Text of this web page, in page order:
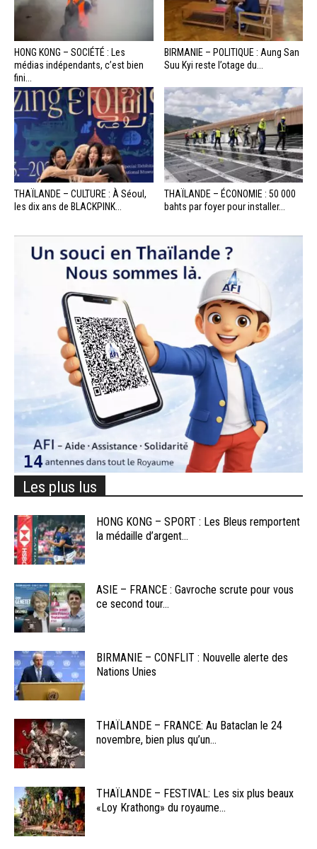
HONG KONG – SOCIÉTÉ : Les
médias indépendants, c’est bien
fini...
BIRMANIE – POLITIQUE : Aung San
Suu Kyi reste l’otage du...
THAÏLANDE – CULTURE : À Séoul,
les dix ans de BLACKPINK...
THAÏLANDE – ÉCONOMIE : 50 000
bahts par foyer pour installer...
Les plus lus
HONG KONG – SPORT : Les Bleus remportent
la médaille d’argent...
ASIE – FRANCE : Gavroche scrute pour vous
ce second tour...
BIRMANIE – CONFLIT : Nouvelle alerte des
Nations Unies
THAÏLANDE – FRANCE: Au Bataclan le 24
novembre, bien plus qu’un...
THAÏLANDE – FESTIVAL: Les six plus beaux
«Loy Krathong» du royaume...